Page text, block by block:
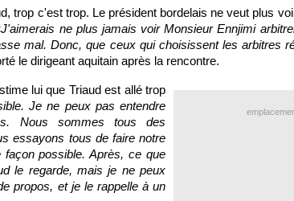
trop c'est trop. Le président bordelais ne veut plus
J'aimerais ne plus jamais voir Monsieur Ennjimi
mal. Donc, que ceux qui choisissent les arbitres
le dirigeant aquitain après la rencontre.
lui que Triaud est allé trop
Je ne peux pas entendre
Nous sommes tous des
essayons tous de faire notre
façon possible. Après, ce que
le regarde, mais je ne peux
propos, et je le rappelle à un